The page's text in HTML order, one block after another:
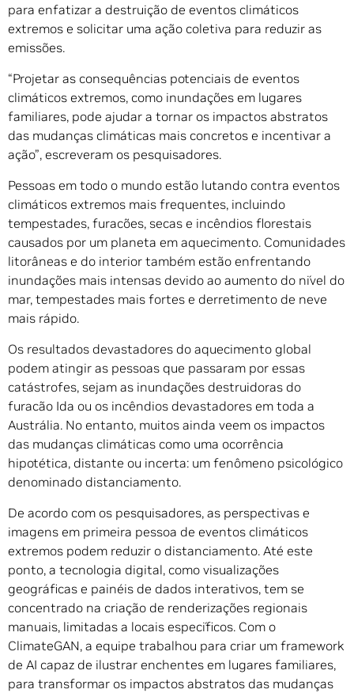
para enfatizar a destruição de eventos climáticos
extremos e solicitar uma ação coletiva para reduzir as
emissões.
“Projetar as consequências potenciais de eventos
climáticos extremos, como inundações em lugares
familiares, pode ajudar a tornar os impactos abstratos
das mudanças climáticas mais concretos e incentivar a
ação”, escreveram os pesquisadores.
Pessoas em todo o mundo estão lutando contra eventos
climáticos extremos mais frequentes, incluindo
tempestades, furacões, secas e incêndios florestais
causados ​​por um planeta em aquecimento. Comunidades
litorâneas e do interior também estão enfrentando
inundações mais intensas devido ao aumento do nível do
mar, tempestades mais fortes e derretimento de neve
mais rápido.
Os resultados devastadores do aquecimento global
podem atingir as pessoas que passaram por essas
catástrofes, sejam as inundações destruidoras do
furacão Ida ou os incêndios devastadores em toda a
Austrália. No entanto, muitos ainda veem os impactos
das mudanças climáticas como uma ocorrência
hipotética, distante ou incerta: um fenômeno psicológico
denominado distanciamento.
De acordo com os pesquisadores, as perspectivas e
imagens em primeira pessoa de eventos climáticos
extremos podem reduzir o distanciamento. Até este
ponto, a tecnologia digital, como visualizações
geográficas e painéis de dados interativos, tem se
concentrado na criação de renderizações regionais
manuais, limitadas a locais específicos. Com o
ClimateGAN, a equipe trabalhou para criar um framework
de AI capaz de ilustrar enchentes em lugares familiares,
para transformar os impactos abstratos das mudanças